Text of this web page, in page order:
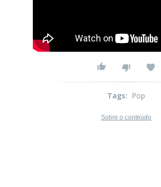
Tags: Pop
Sobre o conteúdo